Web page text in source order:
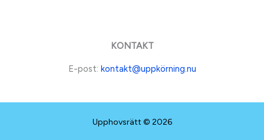
KONTAKT
E-post: kontakt@uppkörning.nu
Upphovsrätt © 2026